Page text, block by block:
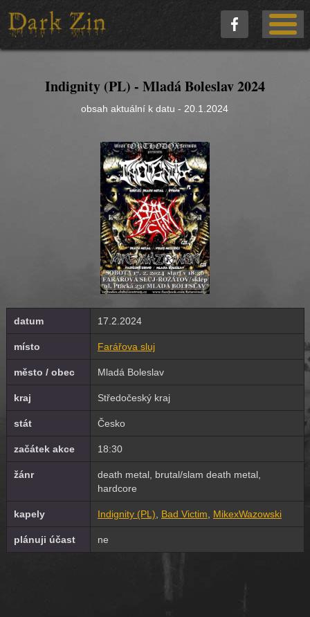
Indignity (PL) - Mladá Boleslav 2024
obsah aktuální k datu - 20.1.2024
datum 17.2.2024
místo Farářova sluj
město / obec Mladá Boleslav
kraj Středočeský kraj
stát Česko
začátek akce 18:30
žánr
death metal, brutal/slam death metal,
hardcore
kapely Indignity (PL) Bad Victim MikexWazowski
plánuji účast ne